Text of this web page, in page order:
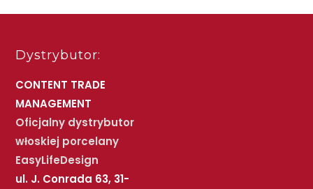
Dystrybutor:
CONTENT TRADE
MANAGEMENT
Oficjalny dystrybutor
włoskiej porcelany
EasyLifeDesign
ul. J. Conrada 63, 31-